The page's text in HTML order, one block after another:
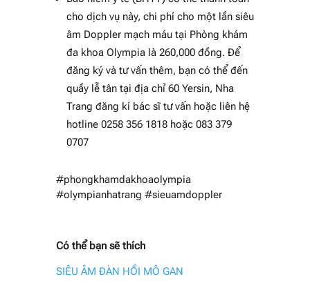
cho dịch vụ này, chi phí cho một lần siêu
âm Doppler mạch máu tại Phòng khám
đa khoa Olympia là 260,000 đồng. Để
đăng ký và tư vấn thêm, bạn có thể đến
quầy lễ tân tại địa chỉ 60 Yersin, Nha
Trang đăng kí bác sĩ tư vấn hoặc liên hệ
hotline 0258 356 1818 hoặc 083 379
0707
#phongkhamdakhoaolympia
#olympianhatrang #sieuamdoppler
Có thể bạn sẽ thích
SIÊU ÂM ĐÀN HỒI MÔ GAN